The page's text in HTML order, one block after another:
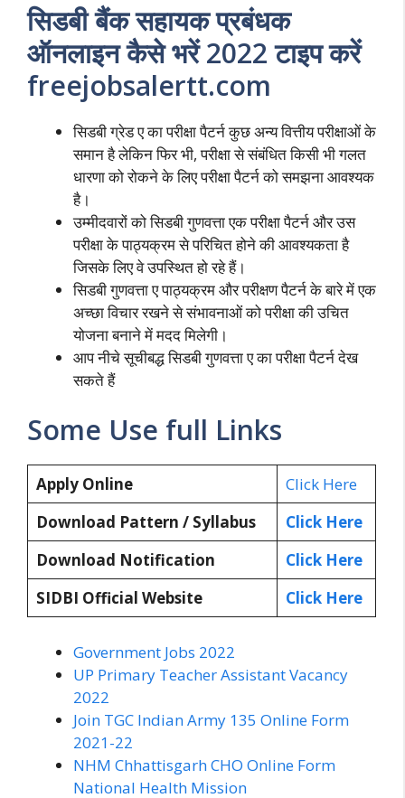
सिडबी बैंक सहायक प्रबंधक
ऑनलाइन कैसे भरें 2022 टाइप करें
freejobsalertt.com
सिडबी ग्रेड ए का परीक्षा पैटर्न कुछ अन्य वित्तीय परीक्षाओं के
समान है लेकिन फिर भी, परीक्षा से संबंधित किसी भी गलत
धारणा को रोकने के लिए परीक्षा पैटर्न को समझना आवश्यक
है।
उम्मीदवारों को सिडबी गुणवत्ता एक परीक्षा पैटर्न और उस
परीक्षा के पाठ्यक्रम से परिचित होने की आवश्यकता है
जिसके लिए वे उपस्थित हो रहे हैं।
सिडबी गुणवत्ता ए पाठ्यक्रम और परीक्षण पैटर्न के बारे में एक
अच्छा विचार रखने से संभावनाओं को परीक्षा की उचित
योजना बनाने में मदद मिलेगी।
आप नीचे सूचीबद्ध सिडबी गुणवत्ता ए का परीक्षा पैटर्न देख
सकते हैं
Some Use full Links
Apply Online
Click Here
Download Pattern / Syllabus
Click Here
Download Notification
Click Here
SIDBI Official Website
Click Here
Government Jobs 2022
UP Primary Teacher Assistant Vacancy
2022
Join TGC Indian Army 135 Online Form
2021-22
NHM Chhattisgarh CHO Online Form
National Health Mission